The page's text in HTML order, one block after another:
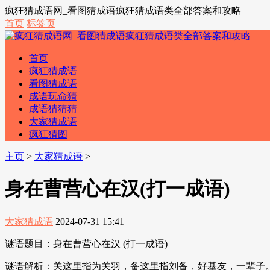
疯狂猜成语网_看图猜成语疯狂猜成语类全部答案和攻略
首页 标签页
首页
疯狂猜成语
看图猜成语
成语玩命猜
成语猜猜猜
大家猜成语
疯狂猜图
主页 > 大家猜成语 >
身在曹营心在汉(打一成语)
大家猜成语 2024-07-31 15:41
谜语题目：身在曹营心在汉 (打一成语)
谜语解析：关这里指为关羽，备这里指刘备，好基友，一辈子